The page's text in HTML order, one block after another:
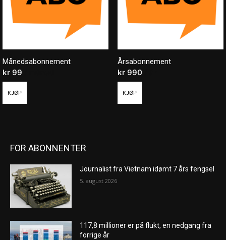
Månedsabonnement
kr 99
KJØP
Årsabonnement
kr990
KJØP
FOR ABONNENTER
Journalist fra Vietnam idømt 7 års fengsel
5. august 2026
117,8 millioner er på flukt, en nedgang fra
forrige år